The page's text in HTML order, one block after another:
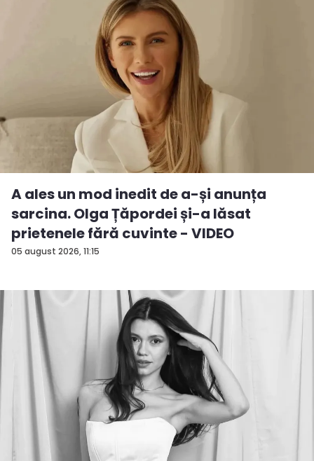
05 august 2026, 11:15
A ales un mod inedit de a-și anunța
sarcina. Olga Țăpordei și-a lăsat
prietenele fără cuvinte - VIDEO